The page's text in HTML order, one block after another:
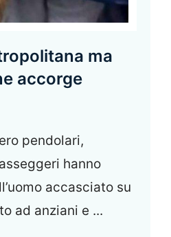
ma
accorge
pendolari,
hanno
accasciato su
ad anziani e ...